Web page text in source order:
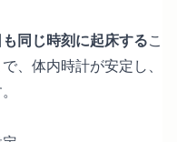
同じ時刻に起床するこ
、体内時計が安定し、